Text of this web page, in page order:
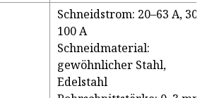
Schneidstrom: 20–63 A, 30–
100 A
Schneidmaterial:
gewöhnlicher Stahl,
Edelstahl